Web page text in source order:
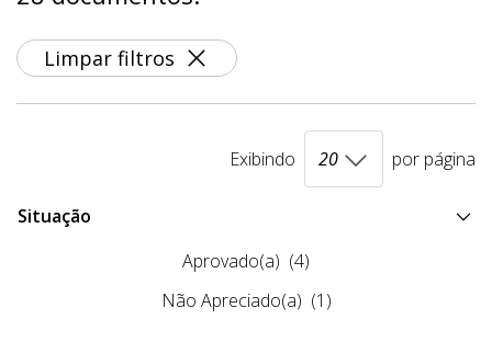
Limpar filtros
Exibindo por página
Situação
Aprovado(a) (4)
Não Apreciado(a) (1)